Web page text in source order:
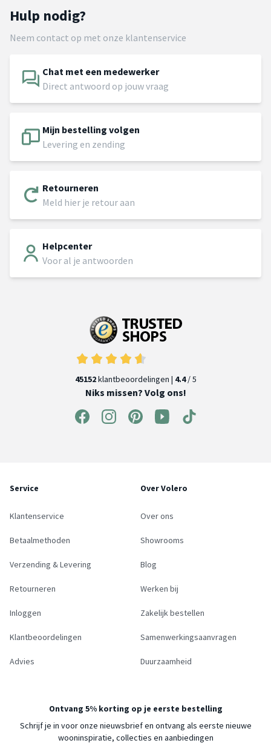
Hulp nodig?
Neem contact op met onze klantenservice
Chat met een medewerker
Direct antwoord op jouw vraag
Mijn bestelling volgen
Levering en zending
Retourneren
Meld hier je retour aan
Helpcenter
Voor al je antwoorden
45152klantbeoordelingen | 4.4/ 5
Niks missen? Volg ons!
Service
Klantenservice
Betaalmethoden
Verzending & Levering
Retourneren
Inloggen
Klantbeoordelingen
Advies
Over Volero
Over ons
Showrooms
Blog
Werken bij
Zakelijk bestellen
Samenwerkingsaanvragen
Duurzaamheid
Ontvang 5% korting op je eerste bestelling
Schrijf je in voor onze nieuwsbrief en ontvang als eerste nieuwe
wooninspiratie, collecties en aanbiedingen